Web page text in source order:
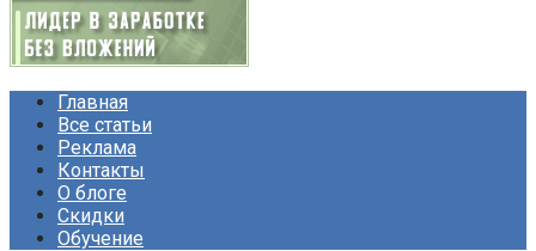
Главная
Все статьи
Реклама
Контакты
О блоге
Скидки
Обучение